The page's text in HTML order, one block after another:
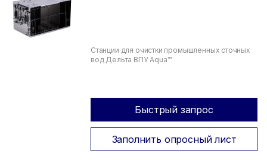
Станции для очистки промышленных сточных
вод Дельта ВПУ Aqua™
Быстрый запрос
Заполнить опросный лист